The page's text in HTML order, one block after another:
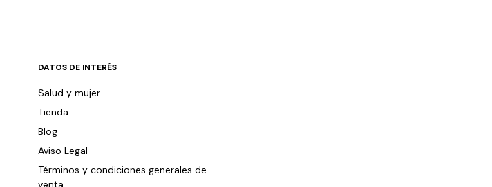
DATOS DE INTERÉS
Salud y mujer
Tienda
Blog
Aviso Legal
Términos y condiciones generales de
venta